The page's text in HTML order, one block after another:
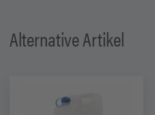
Alternative Artikel